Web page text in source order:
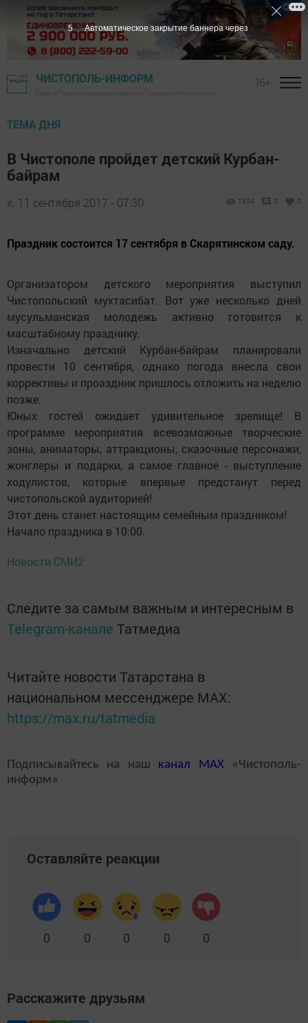
ЧИСТОПОЛЬ-ИНФОРМ
ТЕМА ДНЯ
В Чистополе пройдет детский Курбан-
байрам
х, 11 сентября 2017 - 07:30 1324 0 0
Праздник состоится 17 сентября в Скарятинском саду.
Организатором детского мероприятия выступил
Чистопольский мухтасибат. Вот уже несколько дней
мусульманская молодежь активно готовится к
масштабному празднику.
Изначально детский Курбан-байрам планировали
провести 10 сентября, однако погода внесла свои
коррективы и проаздник пришлось отложить на неделю
позже.
Юных гостей ожидает удивительное зрелище! В
программе мероприятия всевозможные творческие
зоны, аниматоры, аттракционы, сказочные персонажи,
жонглеры и подарки, а самое главное - выступление
ходулистов, которые впервые предстанут перед
чистопольской аудиторией!
Этот день станет настоящим семейным праздником!
Начало праздника в 10:00.
Новости СМИ2
Следите за самым важным и интересным в
Telegram-канале Татмедиа
Читайте новости Татарстана в
национальном мессенджере MАХ:
https://max.ru/tatmedia
Подписывайтесь на наш канал MAX«Чистополь-
информ»
Оставляйте реакции
0 0 0 0 0
Расскажите друзьям
5 Автоматическое закрытие баннера через